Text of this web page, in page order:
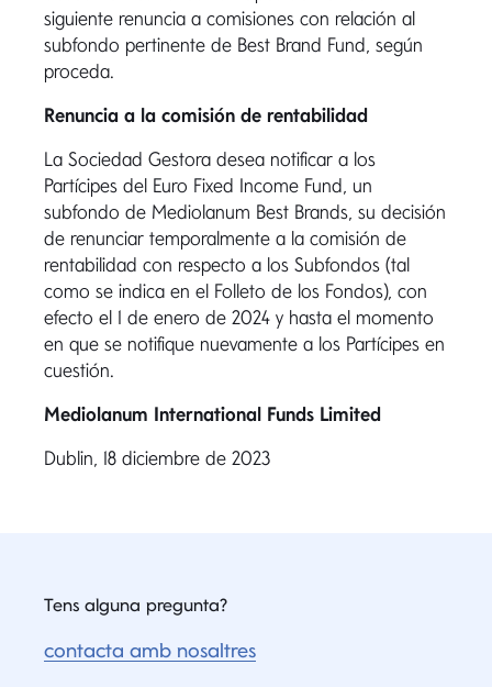
siguiente renuncia a comisiones con relación al
subfondo pertinente de Best Brand Fund, según
proceda.
Renuncia a la comisión de rentabilidad
La Sociedad Gestora desea notificar a los
Partícipes del Euro Fixed Income Fund, un
subfondo de Mediolanum Best Brands, su decisión
de renunciar temporalmente a la comisión de
rentabilidad con respecto a los Subfondos (tal
como se indica en el Folleto de los Fondos), con
efecto el 1 de enero de 2024 y hasta el momento
en que se notifique nuevamente a los Partícipes en
cuestión.
Mediolanum International Funds Limited
Dublin, 18 diciembre de 2023
Tens alguna pregunta?
contacta amb nosaltres